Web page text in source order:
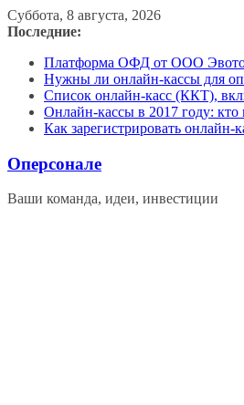
Перейти
к
Суббота, 8 августа, 2026
Последние:
Платформа ОФД от ООО
Нужны ли онлайн-кассы для
Список онлайн-касс (ККТ),
Онлайн-кассы в 2017 году:
Как зарегистрировать онлайн-
Оперсонале
Ваши команда, идеи, инвестиции